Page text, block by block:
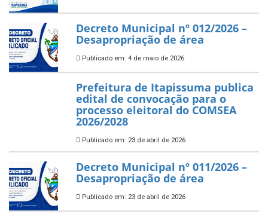
Decreto Municipal nº 012/2026 –
Desapropriação de área
Publicado em: 4 de maio de 2026
Prefeitura de Itapissuma publica
edital de convocação para o
processo eleitoral do COMSEA
2026/2028
Publicado em: 23 de abril de 2026
Decreto Municipal nº 011/2026 –
Desapropriação de área
Publicado em: 23 de abril de 2026